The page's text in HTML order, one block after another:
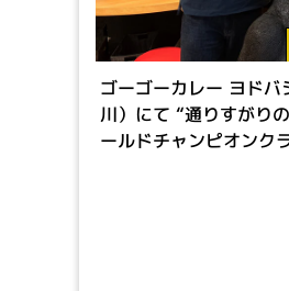
ゴーゴーカレー ヨド
川）にて “通りすがり
ールドチャンピオンク